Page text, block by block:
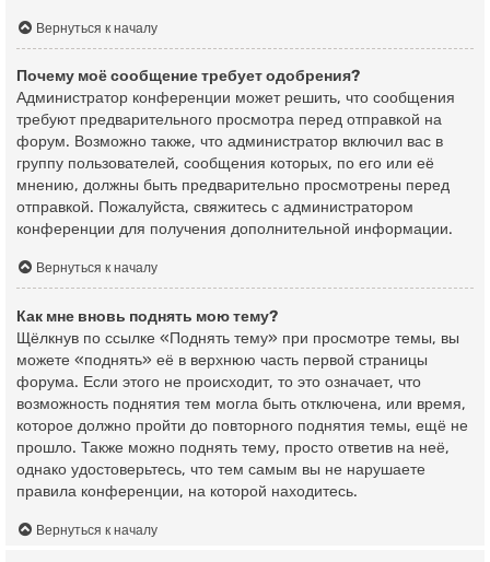
Вернуться к началу
Почему моё сообщение требует одобрения?
Администратор конференции может решить, что сообщения
требуют предварительного просмотра перед отправкой на
форум. Возможно также, что администратор включил вас в
группу пользователей, сообщения которых, по его или её
мнению, должны быть предварительно просмотрены перед
отправкой. Пожалуйста, свяжитесь с администратором
конференции для получения дополнительной информации.
Вернуться к началу
Как мне вновь поднять мою тему?
Щёлкнув по ссылке «Поднять тему» при просмотре темы, вы
можете «поднять» её в верхнюю часть первой страницы
форума. Если этого не происходит, то это означает, что
возможность поднятия тем могла быть отключена, или время,
которое должно пройти до повторного поднятия темы, ещё не
прошло. Также можно поднять тему, просто ответив на неё,
однако удостоверьтесь, что тем самым вы не нарушаете
правила конференции, на которой находитесь.
Вернуться к началу